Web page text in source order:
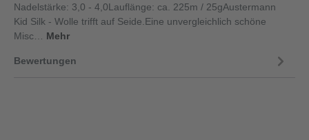
Nadelstärke: 3,0 - 4,0Lauflänge: ca. 225m / 25gAustermann
Kid Silk - Wolle trifft auf Seide.Eine unvergleichlich schöne
Misc… Mehr
Bewertungen